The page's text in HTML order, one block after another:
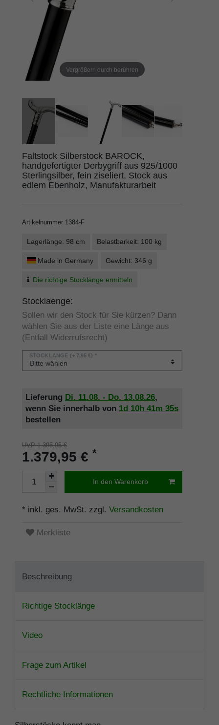
Vergrößern durch berühren
Faltstock Silberstock BAROCK,
handgefertigter Derbygriff aus 925/1000
Sterlingsilber, fein ziseliert, Stock aus
edlem Ebenholz, Manufakturarbeit
Artikelnummer 1384-F
Lagerlänge: 98 cm Belastbarkeit: 100 kg
Made in Germany Gewicht: 346 g
Die richtige Stocklänge ermitteln
Stocklaenge:
Sollen wir den Stock für Sie kürzen? Dann
wählen Sie aus der Liste eine Länge aus
(Entfall Widerrufsrecht)
STOCKLÄNGE (+ 7,95 €) *
Lieferung Di. 11.08. - Do. 13.08.26,
wenn Sie innerhalb von 1d 10h 41m 35s
bestellen
UVP 1.395,95 €
1.379,95 € *
In den Warenkorb
* inkl. ges. MwSt. zzgl. Versandkosten
Merkliste
Beschreibung
Richtige Stocklänge
Video
Frage zum Artikel
Rechtliche Informationen